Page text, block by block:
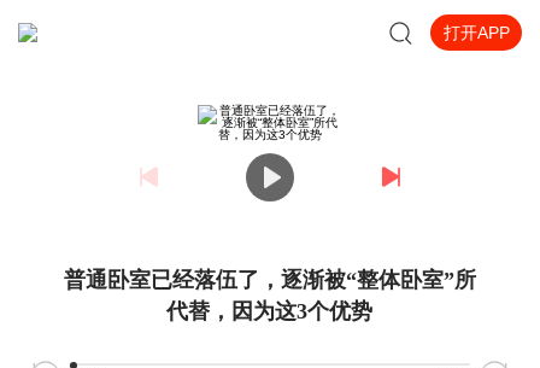
打开APP
普通卧室已经落伍了，逐渐被“整体卧室”所
代替，因为这3个优势